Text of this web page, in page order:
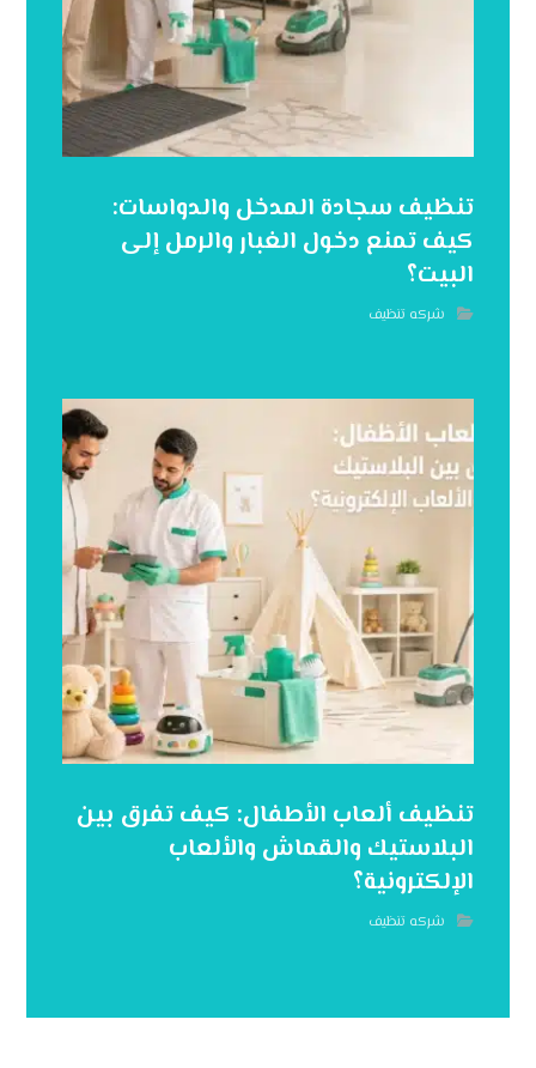
تنظيف سجادة المدخل والدواسات:
كيف تمنع دخول الغبار والرمل إلى
البيت؟
شركه تنظيف
تنظيف ألعاب الأطفال: كيف تفرق بين
البلاستيك والقماش والألعاب
الإلكترونية؟
شركه تنظيف